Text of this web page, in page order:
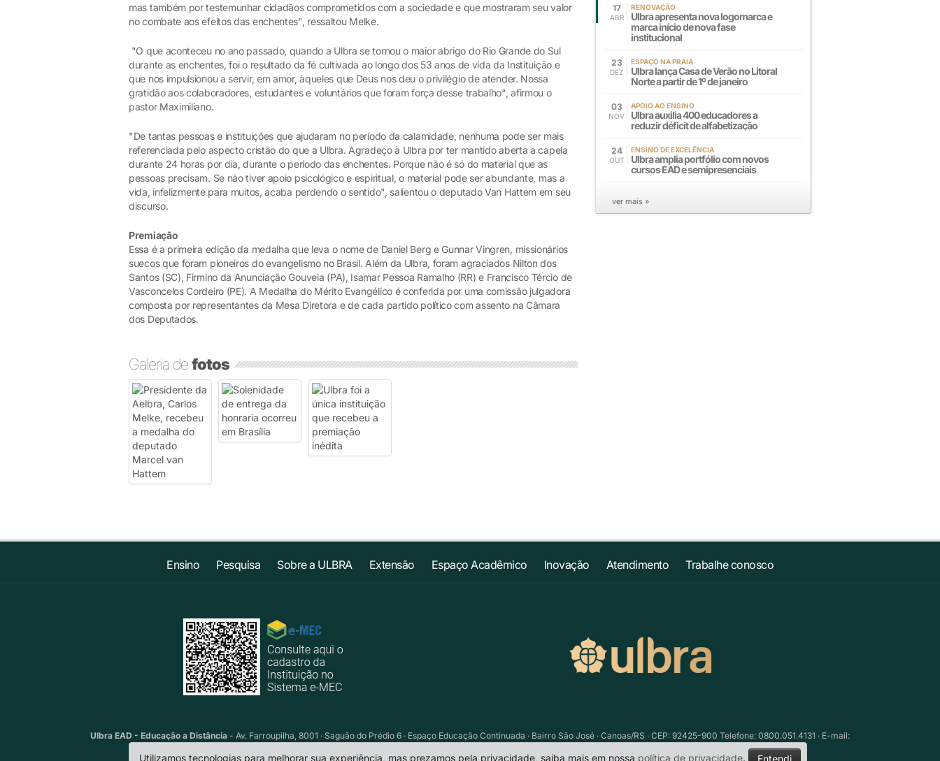
mas também por testemunhar cidadãos comprometidos com a sociedade e que mostraram seu valor
no combate aos efeitos das enchentes", ressaltou Melke.
"O que aconteceu no ano passado, quando a Ulbra se tornou o maior abrigo do Rio Grande do Sul
durante as enchentes, foi o resultado da fé cultivada ao longo dos 53 anos de vida da Instituição e
que nos impulsionou a servir, em amor, àqueles que Deus nos deu o privilégio de atender. Nossa
gratidão aos colaboradores, estudantes e voluntários que foram força desse trabalho", afirmou o
pastor Maximiliano.
"De tantas pessoas e instituições que ajudaram no período da calamidade, nenhuma pode ser mais
referenciada pelo aspecto cristão do que a Ulbra. Agradeço à Ulbra por ter mantido aberta a capela
durante 24 horas por dia, durante o período das enchentes. Porque não é só do material que as
pessoas precisam. Se não tiver apoio psicológico e espiritual, o material pode ser abundante, mas a
vida, infelizmente para muitos, acaba perdendo o sentido", salientou o deputado Van Hattem em seu
discurso.
Premiação
Essa é a primeira edição da medalha que leva o nome de Daniel Berg e Gunnar Vingren, missionários
suecos que foram pioneiros do evangelismo no Brasil. Além da Ulbra, foram agraciados Nilton dos
Santos (SC), Firmino da Anunciação Gouveia (PA), Isamar Pessoa Ramalho (RR) e Francisco Tércio de
Vasconcelos Cordeiro (PE). A Medalha do Mérito Evangélico é conferida por uma comissão julgadora
composta por representantes da Mesa Diretora e de cada partido político com assento na Câmara
dos Deputados.
Galeria defotos
17
ABR
RENOVAÇÃO
Ulbra apresenta nova logomarca e
marca início de nova fase
institucional
23
DEZ
ESPAÇO NA PRAIA
Ulbra lança Casa de Verão no Litoral
Norte a partir de 1º de janeiro
03
NOV
APOIO AO ENSINO
Ulbra auxilia 400 educadores a
reduzir déficit de alfabetização
24
OUT
ENSINO DE EXCELÊNCIA
Ulbra amplia portfólio com novos
cursos EAD e semipresenciais
ver mais »
Ensino Pesquisa Sobre a ULBRA Extensão Espaço Acadêmico Inovação Atendimento Trabalhe conosco
Ulbra EAD - Educação a Distância - Av. Farroupilha, 8001 · Saguão do Prédio 6 · Espaço Educação Continuada · Bairro São José · Canoas/RS · CEP: 92425-900 Telefone: 0800.051.4131 · E-mail:
Utilizamos tecnologias para melhorar sua experiência, mas prezamos pela privacidade, saiba mais em nossa política de privacidade. Entendi